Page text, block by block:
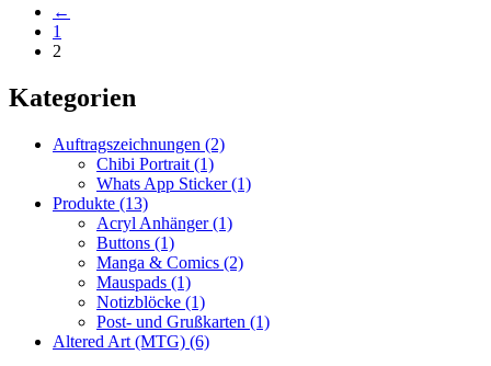
←
1
2
Kategorien
Auftragszeichnungen (2)
Chibi Portrait (1)
Whats App Sticker(1)
Produkte (13)
Acryl Anhänger(1)
Buttons (1)
Manga & Comics (2)
Mauspads (1)
Notizblöcke (1)
Post- und Grußkarten (1)
Altered Art (MTG) (6)